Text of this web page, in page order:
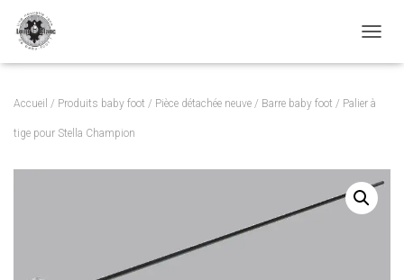
Accueil / Produits baby foot / Pièce détachée neuve / Barre baby foot / Palier à
tige pour Stella Champion